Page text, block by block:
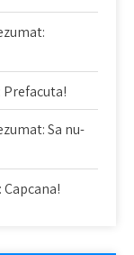
Prefacuta!
Sa nu-